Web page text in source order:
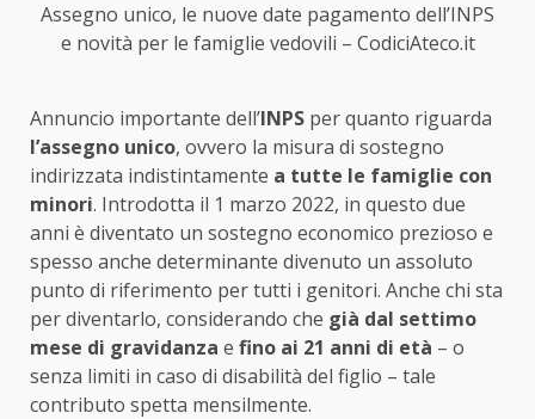
Assegno unico, le nuove date pagamento dell’INPS
e novità per le famiglie vedovili – CodiciAteco.it
Annuncio importante dell’INPS per quanto riguarda
l’assegno unico, ovvero la misura di sostegno
indirizzata indistintamente a tutte le famiglie con
minori. Introdotta il 1 marzo 2022, in questo due
anni è diventato un sostegno economico prezioso e
spesso anche determinante divenuto un assoluto
punto di riferimento per tutti i genitori. Anche chi sta
per diventarlo, considerando che già dal settimo
mese di gravidanza e fino ai 21 anni di età – o
senza limiti in caso di disabilità del figlio – tale
contributo spetta mensilmente.